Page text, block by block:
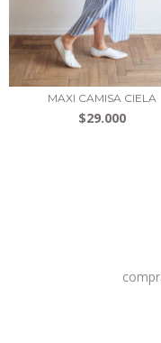
MAXI CAMISA CIELA
$29.000